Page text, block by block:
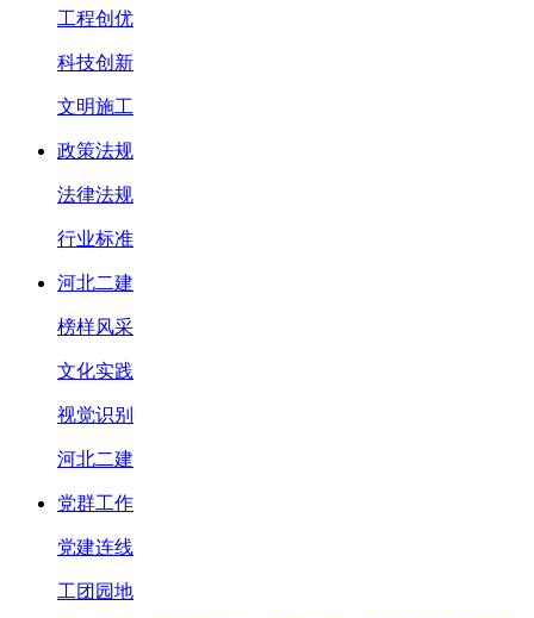
工程创优
科技创新
文明施工
政策法规
法律法规
行业标准
河北二建
榜样风采
文化实践
视觉识别
河北二建
党群工作
党建连线
工团园地